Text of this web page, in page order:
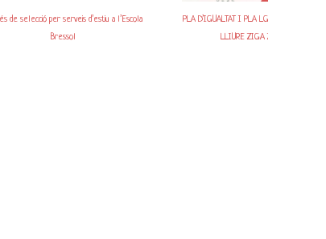
de selecció per serveis d’estiu a l’Escola
Bressol
PLA D’IGUALTAT I PLA LGTBIQ+
LLIURE ZIGA ZAGA 2026-2029